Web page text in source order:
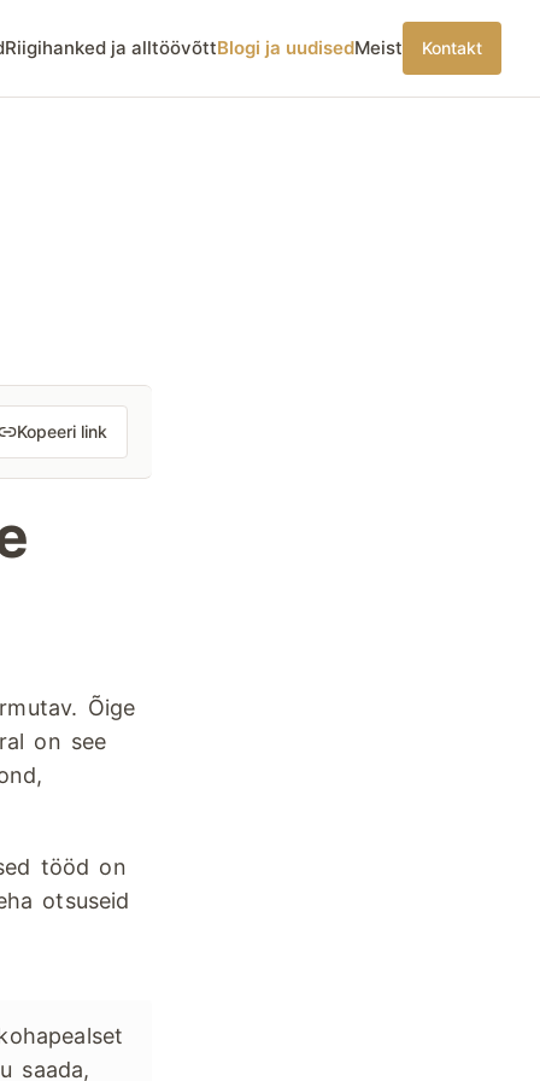
Riigihanked ja alltöövõttBlogi ja uudisedMeist Kontakt
Kopeeri link
Õige
on see
tööd on
otsuseid
saada,